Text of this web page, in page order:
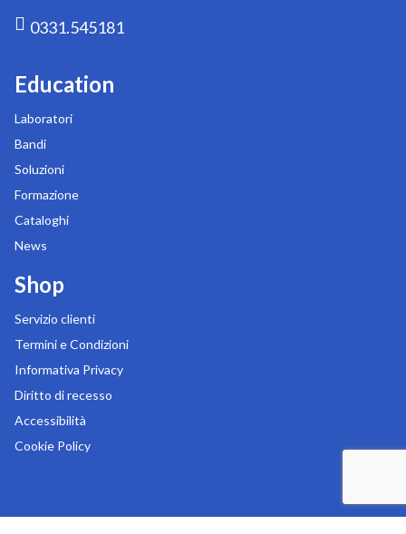
0331.545181
Education
Laboratori
Bandi
Soluzioni
Formazione
Cataloghi
News
Shop
Servizio clienti
Termini e Condizioni
Informativa Privacy
Diritto di recesso
Accessibilità
Cookie Policy